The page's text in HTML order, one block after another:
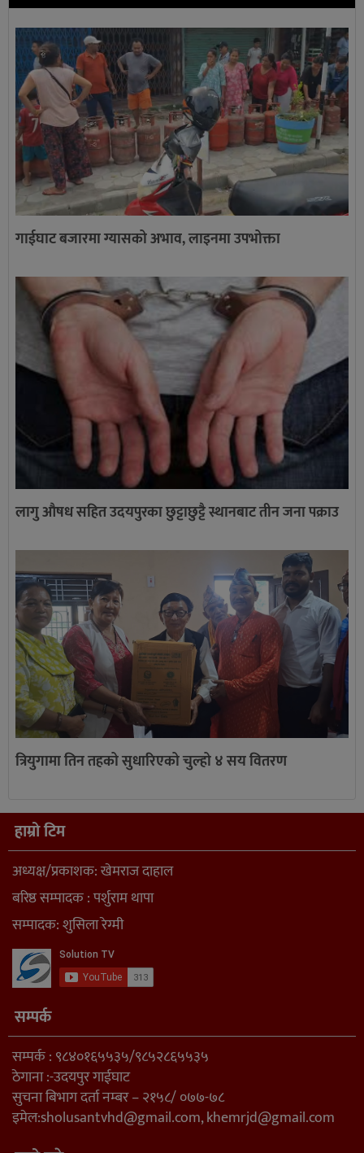
गाईघाट बजारमा ग्यासको अभाव, लाइनमा उपभोक्ता
लागु औषध सहित उदयपुरका छुट्टाछुट्टै स्थानबाट तीन जना पक्राउ
त्रियुगामा तिन तहको सुधारिएको चुल्हो ४ सय वितरण
हाम्रो टिम
अध्यक्ष/प्रकाशक: खेमराज दाहाल
बरिष्ठ सम्पादक : पर्शुराम थापा
सम्पादक: शुसिला रेग्मी
सम्पर्क
सम्पर्क : ९८४०१६५५३५/९८५२८६५५३५
ठेगाना :-उदयपुर गाईघाट
सुचना बिभाग दर्ता नम्बर – २१५८/ ०७७-७८
इमेल:sholusantvhd@gmail.com,khemrjd@gmail.com